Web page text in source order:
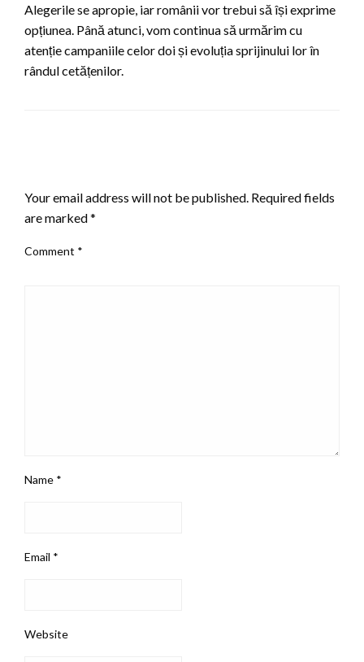
Alegerile se apropie, iar românii vor trebui să își exprime
opțiunea. Până atunci, vom continua să urmărim cu
atenție campaniile celor doi și evoluția sprijinului lor în
rândul cetățenilor.
Your email address will not be published. Required fields
are marked*
Comment *
Name *
Email *
Website